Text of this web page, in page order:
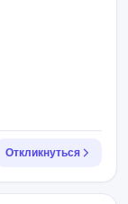
Откликнуться